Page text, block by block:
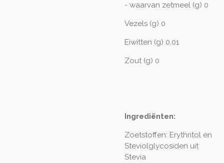
- waarvan zetmeel (g) 0
Vezels (g) 0
Eiwitten (g) 0,01
Zout (g) 0
Ingrediënten:
Zoetstoffen: Erythritol en
Steviolglycosiden uit
Stevia